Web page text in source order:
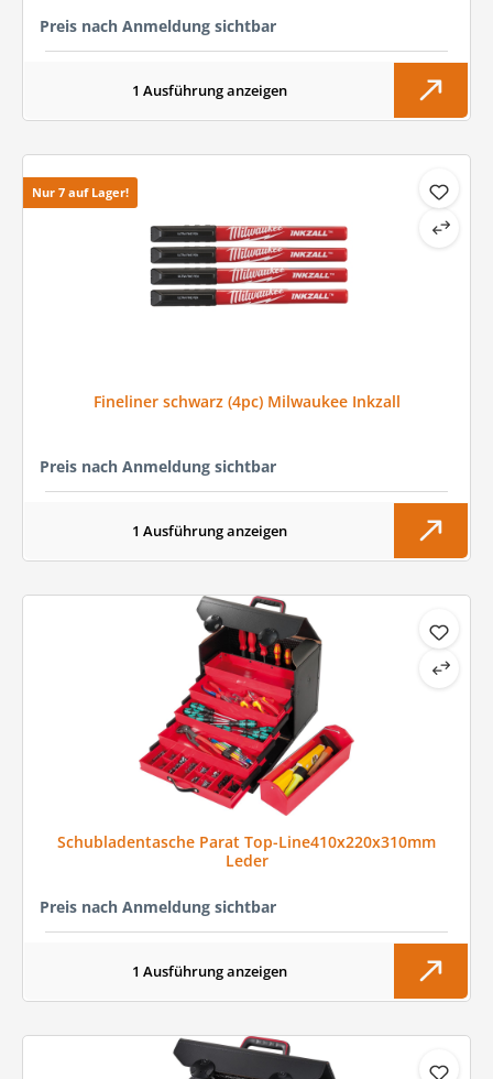
Preis nach Anmeldung sichtbar
1 Ausführung anzeigen
Nur 7 auf Lager!
Fineliner schwarz (4pc) Milwaukee Inkzall
Preis nach Anmeldung sichtbar
1 Ausführung anzeigen
Schubladentasche Parat Top-Line410x220x310mm
Leder
Preis nach Anmeldung sichtbar
1 Ausführung anzeigen